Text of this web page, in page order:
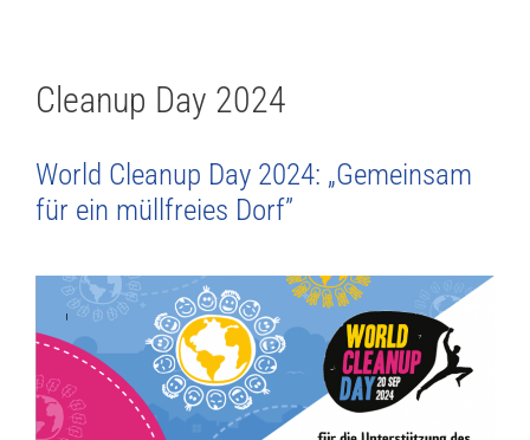
Cleanup Day 2024
World Cleanup Day 2024: „Gemeinsam
für ein müllfreies Dorf”